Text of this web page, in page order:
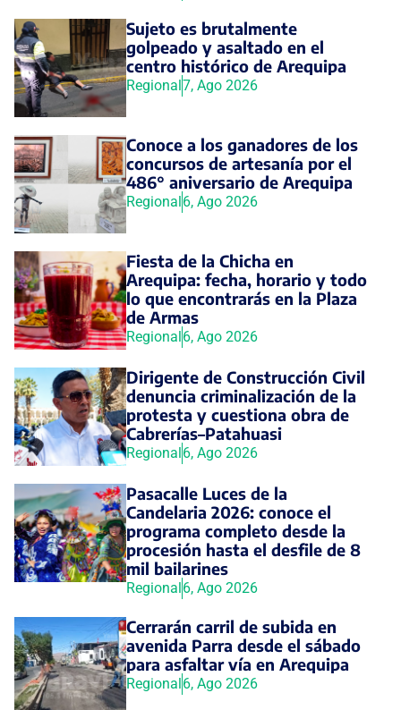
Sujeto es brutalmente
golpeado y asaltado en el
centro histórico de Arequipa
Regional7, Ago 2026
Conoce a los ganadores de los
concursos de artesanía por el
486° aniversario de Arequipa
Regional6, Ago 2026
Fiesta de la Chicha en
Arequipa: fecha, horario y todo
lo que encontrarás en la Plaza
de Armas
Regional6, Ago 2026
Dirigente de Construcción Civil
denuncia criminalización de la
protesta y cuestiona obra de
Cabrerías–Patahuasi
Regional6, Ago 2026
Pasacalle Luces de la
Candelaria 2026: conoce el
programa completo desde la
procesión hasta el desfile de 8
mil bailarines
Regional6, Ago 2026
Cerrarán carril de subida en
avenida Parra desde el sábado
para asfaltar vía en Arequipa
Regional6, Ago 2026